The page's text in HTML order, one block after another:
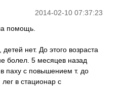
2014-02-10 07:37:23
помощь.
нет. До этого возраста
болел. 5 месяцев назад
паху с повышением т. до
в стационар с